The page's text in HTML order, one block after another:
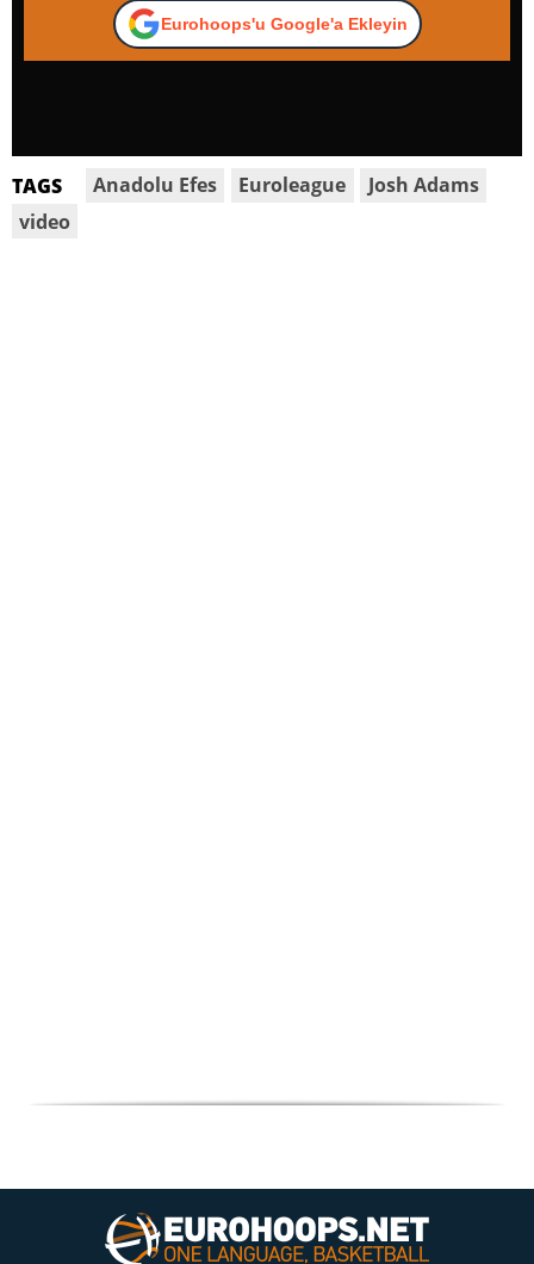
Eurohoops'u Google'a Ekleyin
TAGS Anadolu Efes Euroleague
Josh Adams
video